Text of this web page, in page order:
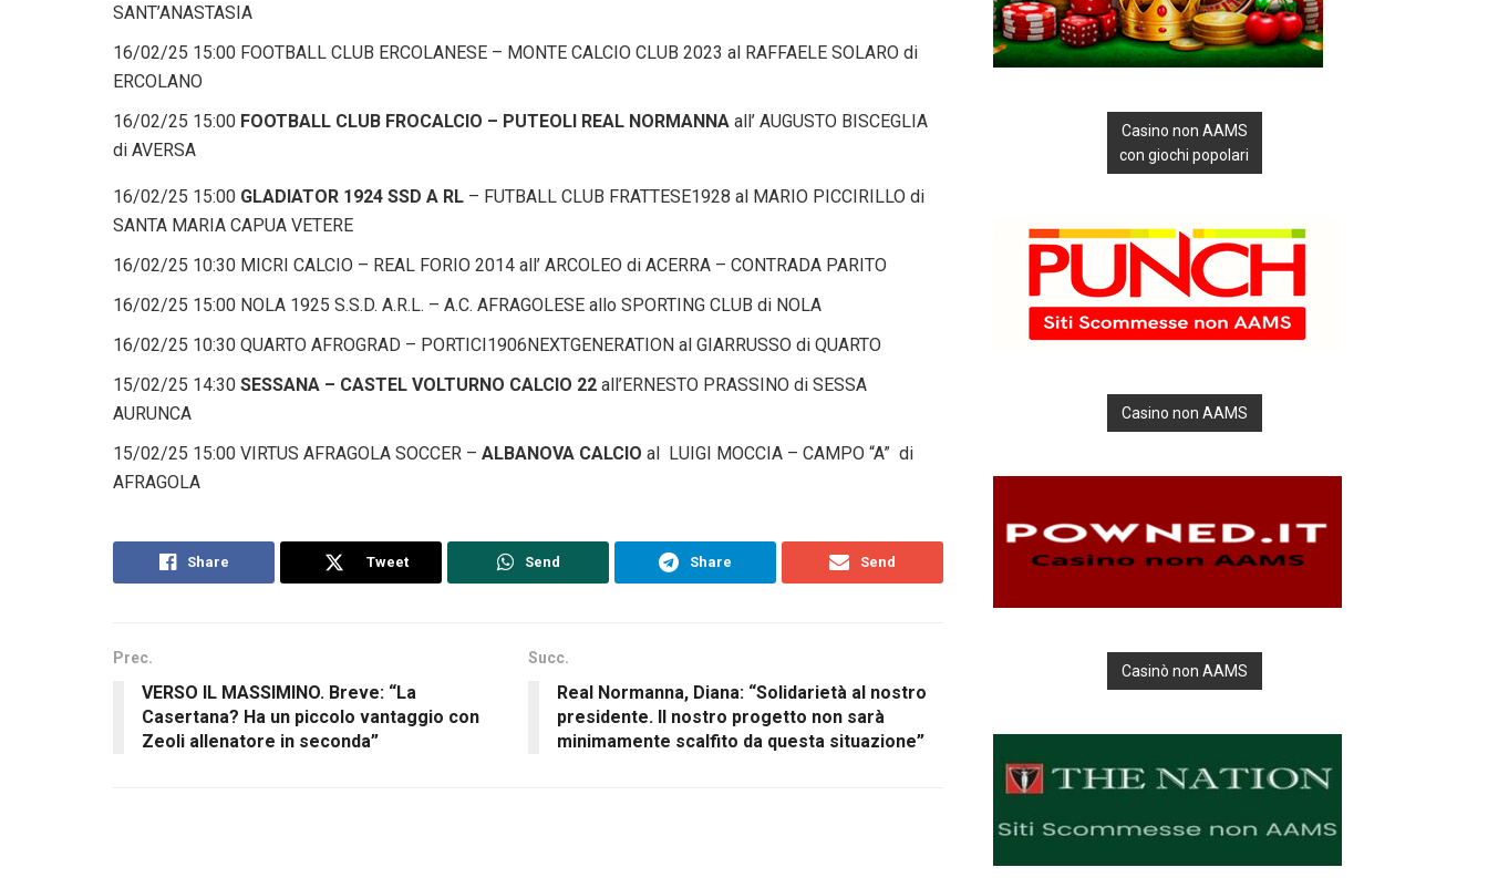
SANT’ANASTASIA
16/02/25 15:00 FOOTBALL CLUB ERCOLANESE – MONTE CALCIO CLUB 2023 al RAFFAELE SOLARO di
ERCOLANO
16/02/25 15:00 FOOTBALL CLUB FROCALCIO – PUTEOLI REAL NORMANNA all’ AUGUSTO BISCEGLIA
di AVERSA
16/02/25 15:00 GLADIATOR 1924 SSD A RL – FUTBALL CLUB FRATTESE1928 al MARIO PICCIRILLO di
SANTA MARIA CAPUA VETERE
16/02/25 10:30 MICRI CALCIO – REAL FORIO 2014 all’ ARCOLEO di ACERRA – CONTRADA PARITO
16/02/25 15:00 NOLA 1925 S.S.D. A.R.L. – A.C. AFRAGOLESE allo SPORTING CLUB di NOLA
16/02/25 10:30 QUARTO AFROGRAD – PORTICI1906NEXTGENERATION al GIARRUSSO di QUARTO
15/02/25 14:30 SESSANA – CASTEL VOLTURNO CALCIO 22 all’ERNESTO PRASSINO di SESSA
AURUNCA
15/02/25 15:00 VIRTUS AFRAGOLA SOCCER – ALBANOVA CALCIO al LUIGI MOCCIA – CAMPO “A” di
AFRAGOLA
Share Tweet Send Share Send
Prec.
VERSO IL MASSIMINO. Breve: “La
Casertana? Ha un piccolo vantaggio con
Zeoli allenatore in seconda”
Succ.
Real Normanna, Diana: “Solidarietà al nostro
presidente. Il nostro progetto non sarà
minimamente scalfito da questa situazione”
Casino non AAMS
con giochi popolari
Casino non AAMS
Casinò non AAMS